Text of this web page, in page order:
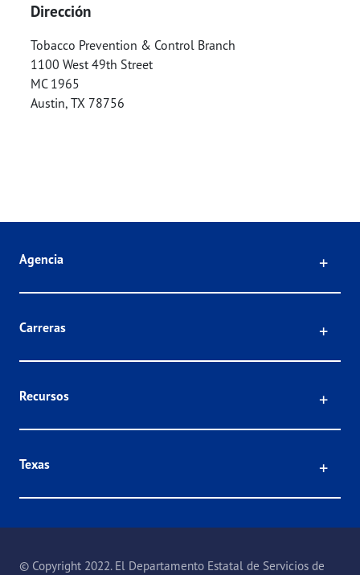
Dirección
Tobacco Prevention & Control Branch
1100 West 49th Street
MC 1965
Austin, TX 78756
Agencia
Carreras
Recursos
Texas
© Copyright 2022. El Departamento Estatal de Servicios de